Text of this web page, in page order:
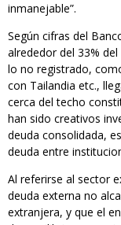
inmanejable”.
Según cifras del
alrededor del 33%
lo no registrado,
con Tailandia etc.,
cerca del techo
han sido creativos
deuda consolidada,
deuda entre
Al referirse al sector
deuda externa no
extranjera, y que el